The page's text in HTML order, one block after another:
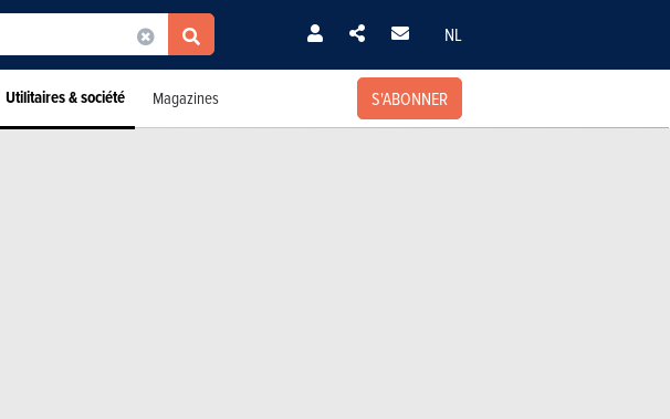
NL
Utilitaires & société Magazines S'ABONNER